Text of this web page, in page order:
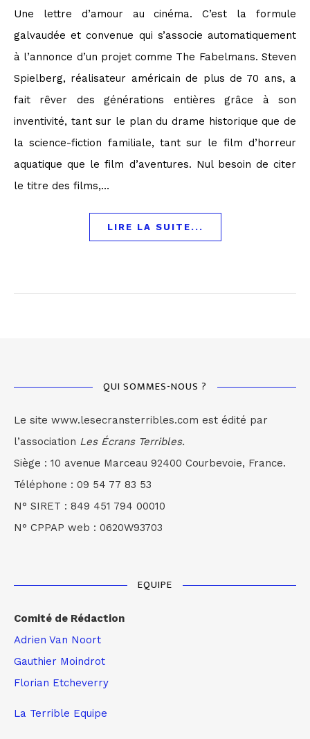
Une lettre d’amour au cinéma. C’est la formule
galvaudée et convenue qui s’associe automatiquement
à l’annonce d’un projet comme The Fabelmans. Steven
Spielberg, réalisateur américain de plus de 70 ans, a
fait rêver des générations entières grâce à son
inventivité, tant sur le plan du drame historique que de
la science-fiction familiale, tant sur le film d’horreur
aquatique que le film d’aventures. Nul besoin de citer
le titre des films,…
LIRE LA SUITE...
QUI SOMMES-NOUS ?
Le site www.lesecransterribles.com est édité par
l’association Les Écrans Terribles.
Siège : 10 avenue Marceau 92400 Courbevoie, France.
Téléphone : 09 54 77 83 53
N° SIRET : 849 451 794 00010
N° CPPAP web : 0620W93703
EQUIPE
Comité de Rédaction
Adrien Van Noort
Gauthier Moindrot
Florian Etcheverry
La Terrible Equipe